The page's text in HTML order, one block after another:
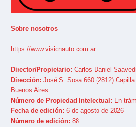
Sobre nosotros
https://www.visionauto.com.ar
Director/Propietario: Carlos Daniel
Dirección: José S. Sosa 660 (2812)
Buenos Aires
Número de Propiedad Intelectual: En
Fecha de edición: 6 de agosto de 2026
Número de edición: 88